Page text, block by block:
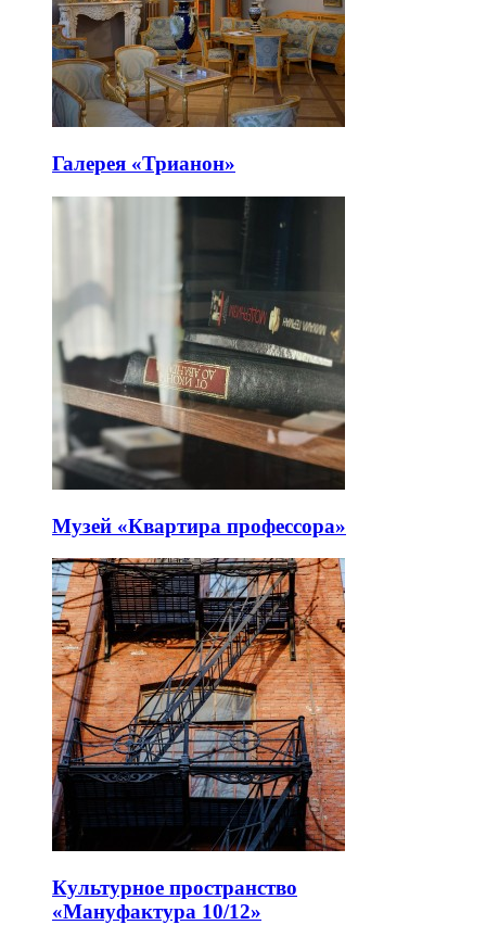
Галерея «Трианон»
Музей «Квартира профессора»
Культурное пространство
«Мануфактура 10/12»